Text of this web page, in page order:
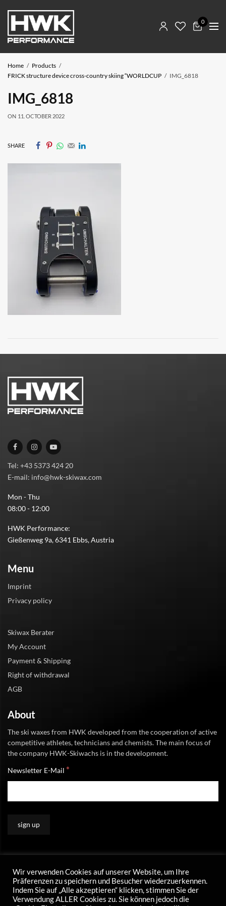
0
Home
Products
FRICK structure device cross-country skiing “WORLDCUP
IMG_6818
IMG_6818
ON 11. OCTOBER 2022
SHARE
Tel: +43 5373 424 20
E-mail: info@hwk-skiwax.com
Mon - Thu
08:00 - 12:00
HWK Performance:
Gießenweg 9a, 6341 Ebbs, Austria
Menu
Imprint
Privacy policy
Skiwax Berater
My Account
Payment & Shipping
Right of withdrawal
AGB
About
The ski waxes from HWK developed from the cooperation of active
competitive athletes, technicians and chemists. The main focus of
the company HWK-Skiwachs is in the development.
Newsletter E-Mail *
Wir verwenden Cookies auf unserer Website, um Ihre
Präferenzen zu speichern und Besucher wiederzuerkennen.
Indem Sie auf „Alle akzeptieren“ klicken, stimmen Sie der
Verwendung ALLER Cookies zu. Sie können jedoch die